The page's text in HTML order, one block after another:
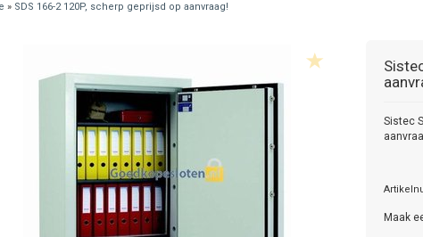
» SDS 166-2 120P, scherp geprijsd op aanvraag!
Sistec
Maak